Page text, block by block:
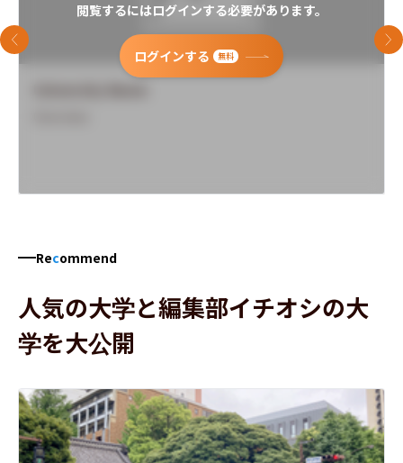
閲覧するにはログインする必要があります。
ログインする 無料
前のスライド 次
Recommend
人気の大学と編集部イチオシの大
学を大公開